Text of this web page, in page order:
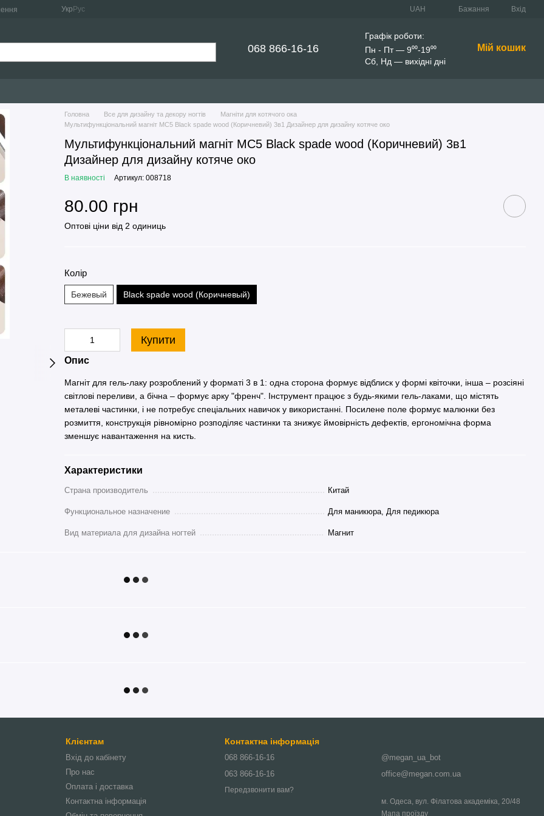
Укр Рус UAH Бажання Вхід
068 866-16-16
Графік роботи:
Пн - Пт — 9⁰⁰-19⁰⁰
Сб, Нд — вихідні дні
Мій кошик
Головна Все для дизайну та декору ногтів
Магніти для котячого ока
Мультифункціональний магніт МС5 Black spade wood (Коричневий) 3в1 Дизайнер для дизайну котяче око
Мультифункціональний магніт МС5 Black spade wood (Коричневий) 3в1
Дизайнер для дизайну котяче око
В наявності Артикул: 008718
80.00 грн
Оптові ціни від 2 одиниць
Колір
Бежевый Black spade wood (Коричневый)
Купити
Опис
Магніт для гель-лаку розроблений у форматі 3 в 1: одна сторона формує відблиск у формі квіточки, інша – розсіяні
світлові переливи, а бічна – формує арку "френч". Інструмент працює з будь-якими гель-лаками, що містять
металеві частинки, і не потребує спеціальних навичок у використанні. Посилене поле формує малюнки без
розмиття, конструкція рівномірно розподіляє частинки та знижує ймовірність дефектів, ергономічна форма
зменшує навантаження на кисть.
Характеристики
Страна производитель Китай
Функциональное назначение Для маникюра, Для педикюра
Вид материала для дизайна ногтей Магнит
Клієнтам
Вхід до кабінету
Про нас
Оплата і доставка
Контактна інформація
Контактна інформація
068 866-16-16
063 866-16-16
Передзвонити вам?
@megan_ua_bot
office@megan.com.ua
м. Одеса, вул. Філатова академіка, 20/48
Мапа проїзду